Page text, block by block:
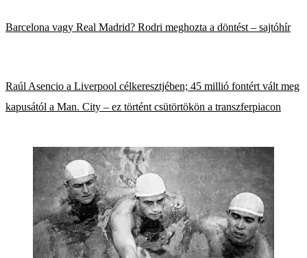
Barcelona vagy Real Madrid? Rodri meghozta a döntést – sajtóhír
Raúl Asencio a Liverpool célkeresztjében; 45 millió fontért vált meg
kapusától a Man. City – ez történt csütörtökön a transzferpiacon